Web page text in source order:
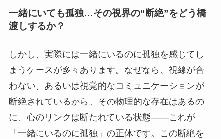
一緒にいても孤独…その視界の“断絶”をどう橋
渡しするか？
しかし、実際には一緒にいるのに孤独を感じてし
まうケースが多々あります。なぜなら、視線が合
わない、あるいは視覚的なコミュニケーションが
断絶されているから。その物理的な存在はあるの
に、心のリンクは断たれている状態――これが
「一緒にいるのに孤独」の正体です。この断絶を